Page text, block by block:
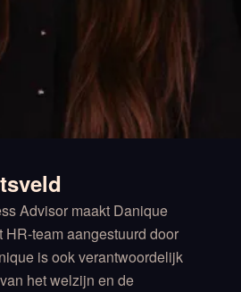
Advisor maakt Danique
team aangestuurd door
is ook verantwoordelijk
het welzijn en de